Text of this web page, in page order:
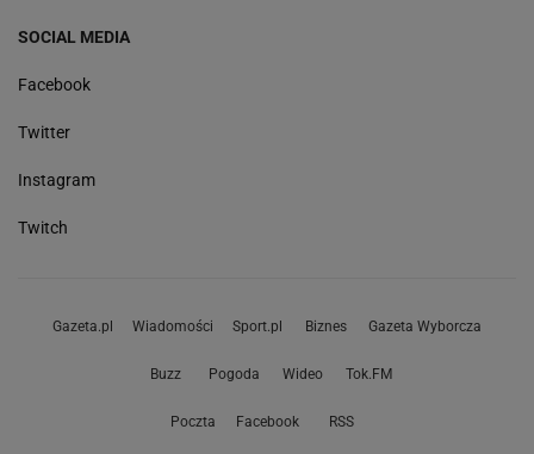
SOCIAL MEDIA
Facebook
Twitter
Instagram
Twitch
Gazeta.pl Wiadomości Sport.pl Biznes Gazeta Wyborcza
Buzz Pogoda Wideo Tok.FM
Poczta Facebook RSS